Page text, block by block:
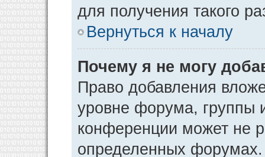
для получения такого
Вернуться к началу
Почему я не могу
Право добавления
уровне форума, группы
конференции может не
определенных